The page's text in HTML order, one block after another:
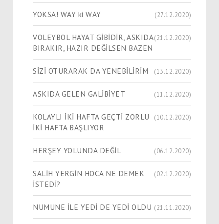
YOKSA! WAY’ki WAY (27.12.2020)
VOLEYBOL HAYAT GİBİDİR, ASKIDA
BIRAKIR, HAZIR DEĞİLSEN BAZEN
(21.12.2020)
SİZİ OTURARAK DA YENEBİLİRİM (13.12.2020)
ASKIDA GELEN GALİBİYET (11.12.2020)
KOLAYLI İKİ HAFTA GEÇTİ ZORLU
İKİ HAFTA BAŞLIYOR
(10.12.2020)
HERŞEY YOLUNDA DEĞİL (06.12.2020)
SALİH YERGİN HOCA NE DEMEK
İSTEDİ?
(02.12.2020)
NUMUNE İLE YEDİ DE YEDİ OLDU (21.11.2020)